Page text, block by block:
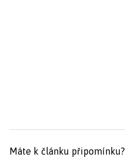
Máte k článku připomínku?